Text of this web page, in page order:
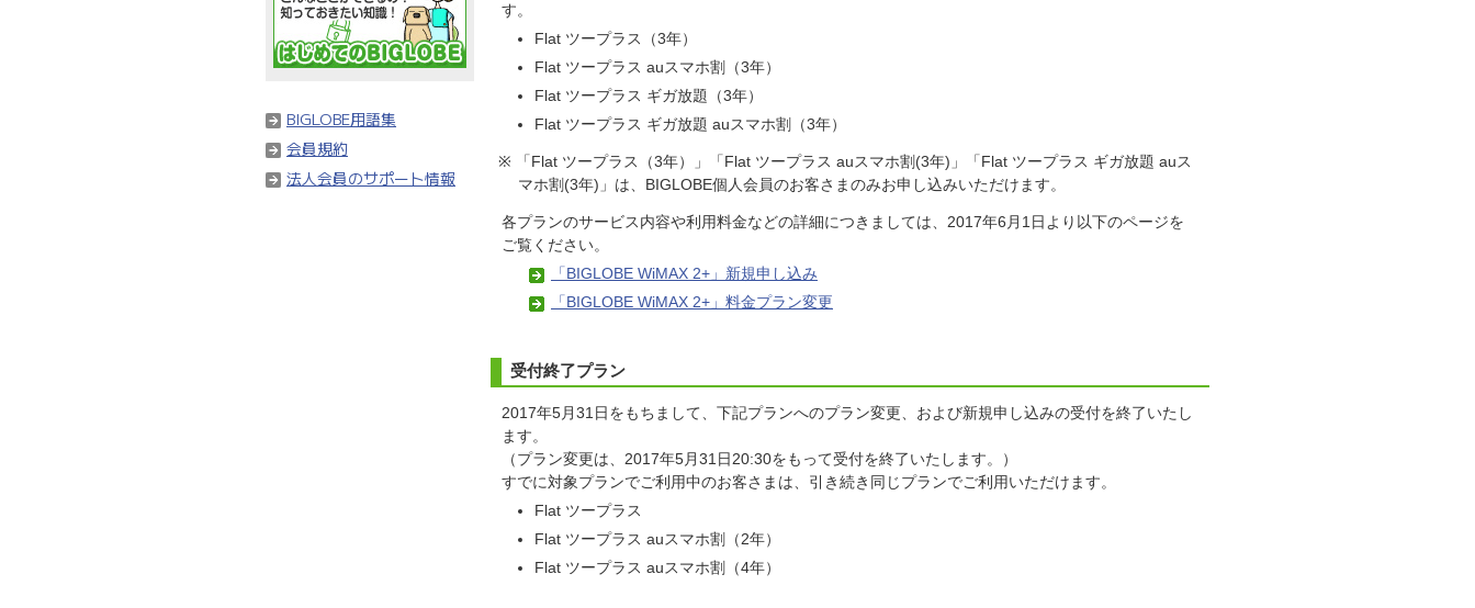
す。
Flat ツープラス（3年）
Flat ツープラス auスマホ割（3年）
Flat ツープラス ギガ放題（3年）
Flat ツープラス ギガ放題 auスマホ割（3年）
※ 「Flat ツープラス（3年）」「Flat ツープラス auスマホ割(3年)」「Flat ツープラス ギガ放題 auス
マホ割(3年)」は、BIGLOBE個人会員のお客さまのみお申し込みいただけます。
各プランのサービス内容や利用料金などの詳細につきましては、2017年6月1日より以下のページを
ご覧ください。
「BIGLOBE WiMAX 2+」新規申し込み
「BIGLOBE WiMAX 2+」料金プラン変更
受付終了プラン
2017年5月31日をもちまして、下記プランへのプラン変更、および新規申し込みの受付を終了いたし
ます。
（プラン変更は、2017年5月31日20:30をもって受付を終了いたします。）
すでに対象プランでご利用中のお客さまは、引き続き同じプランでご利用いただけます。
Flat ツープラス
Flat ツープラス auスマホ割（2年）
Flat ツープラス auスマホ割（4年）
BIGLOBE用語集
会員規約
法人会員のサポート情報